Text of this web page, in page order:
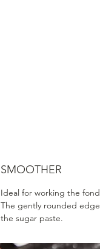
SMOOTHER
Ideal for working the
The gently rounded
the sugar paste.